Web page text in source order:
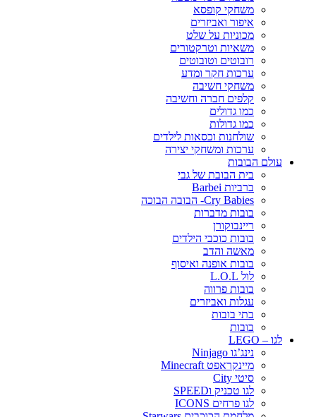
משחקי קופסא
איפור ואביזרים
מכוניות על שלט
משאיות וטרקטורים
רובוטים וטובוטים
ערכות חקר ומדע
משחקי חשיבה
קלפים חברה וחשיבה
כמו גדולים
כמו גדולות
שולחנות וכסאות לילדים
ערכות ומשחקי יצירה
עולם הבובות
בית הבובת של גבי
ברביות Barbei
Cry Babies- הבובה הבוכה
בובות מדברות
ריינבוקורן
בובות כוכבי הילדים
מאשה והדב
בובות אופנה ואיסוף
לול L.O.L
בובות פרווה
עגלות ואביזרים
בתי בובות
בובות
לגו – LEGO
נינג’גו Ninjago
מיינקראפט Minecraft
סיטי City
לגו טכניק וSPEED
לגו פרחים ICONS